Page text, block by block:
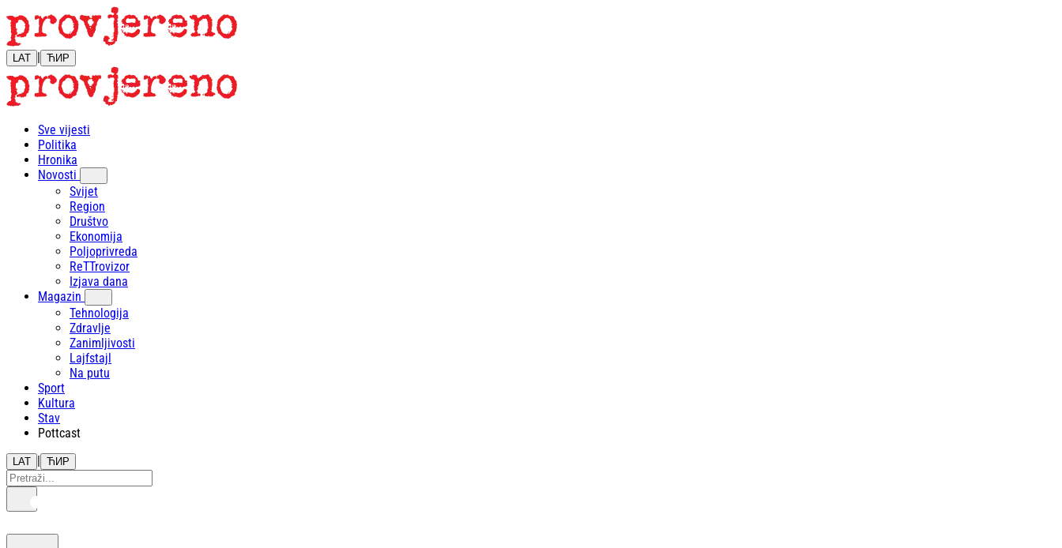
LAT | ЋИР
Sve vijesti
Politika
Hronika
Novosti
Svijet
Region
Društvo
Ekonomija
Poljoprivreda
ReTTrovizor
Izjava dana
Magazin
Tehnologija
Zdravlje
Zanimljivosti
Lajfstajl
Na putu
Sport
Kultura
Stav
Pottcast
LAT | ЋИР